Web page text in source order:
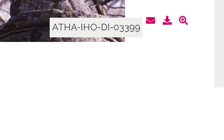
ATHA-IHO-DI-03399